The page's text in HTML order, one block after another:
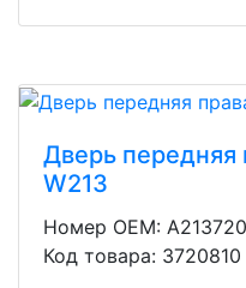
Дверь передняя
W213
Номер OEM:
Код товара: 3720810